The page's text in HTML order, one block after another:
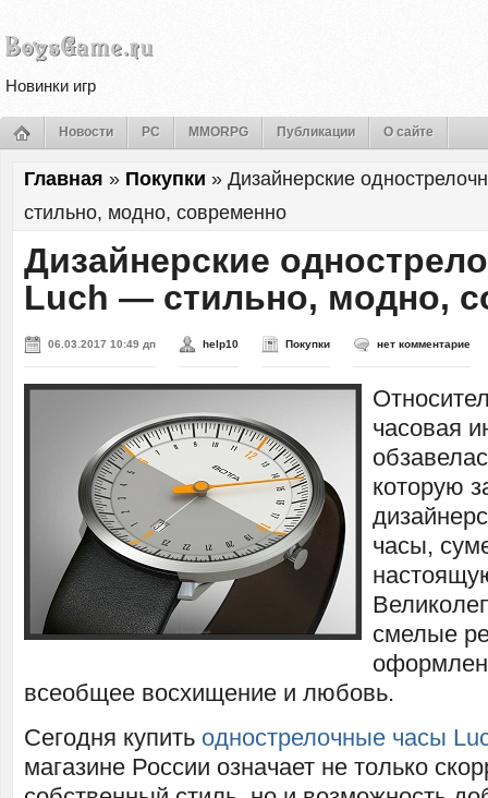
Новинки игр
Новости PC MMORPG Публикации О сайте
Главная » Покупки » Дизайнерские
стильно, модно, современно
Дизайнерские
Luch — стильно, модно,
06.03.2017 10:49 дп help10 Покупки нет комментарие
часовая
которую
часы,
смелые
всеобщее восхищение и любовь.
Сегодня купить однострелочные часы
магазине России означает не только